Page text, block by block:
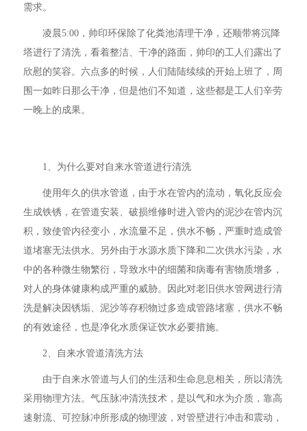
需求。
凌晨5:00，帅印环保除了化粪池清理干净，还顺带将沉降
塔进行了清洗，看着整洁、干净的路面，帅印的工人们露出了
欣慰的笑容。六点多的时候，人们陆陆续续的开始上班了，周
围一如昨日那么干净，但是他们不知道，这些都是工人们辛劳
一晚上的成果。
1、为什么要对自来水管道进行清洗
使用年久的供水管道，由于水在管内的流动，氧化反应会
生成铁锈，在管道安装、破损维修时进入管内的泥沙在管内沉
积，致使管内径变小，水流量不足，供水不畅，严重时造成管
道堵塞无法供水。另外由于水源水质下降和二次供水污染，水
中的各种微生物繁衍，导致水中的细菌和病毒有害物质增多，
对人的身体健康构成严重的威胁。因此对老旧供水管网进行清
洗是解决因锈垢、泥沙等存积物过多造成管路堵塞，供水不畅
的有效途径，也是净化水质保证饮水必要措施。
2、自来水管道清洗方法
由于自来水管道与人们的生活和生命息息相关，所以清洗
采用物理方法。气压脉冲清洗技术，是以气和水为介质，靠高
速射流、可控脉冲所形成的物理波，对管壁进行冲击和震动，